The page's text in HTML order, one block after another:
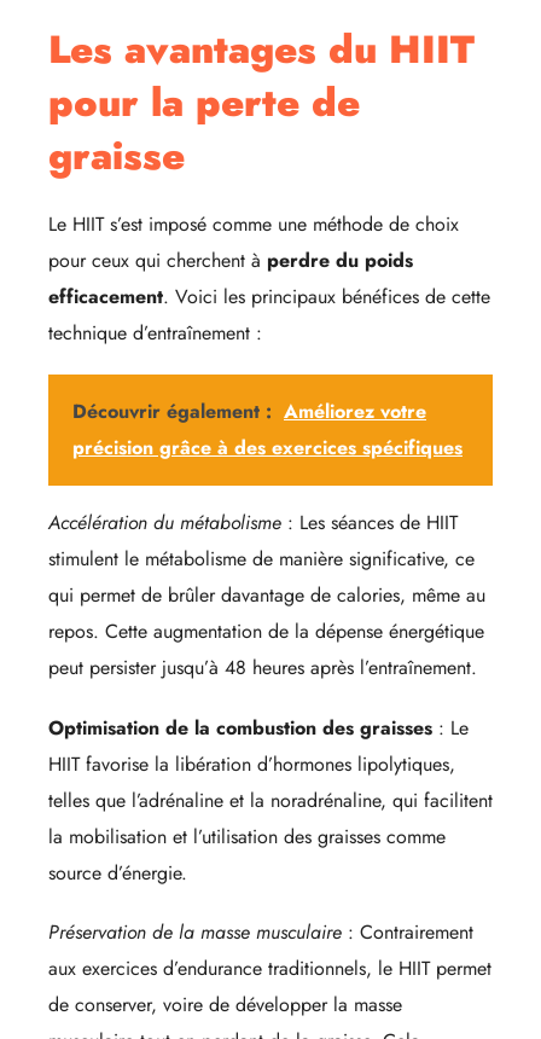
Les avantages du HIIT
pour la perte de
graisse
Le HIIT s’est imposé comme une méthode de choix
pour ceux qui cherchent à perdre du poids
efficacement. Voici les principaux bénéfices de cette
technique d’entraînement :
Découvrir également : Améliorez votre
précision grâce à des exercices spécifiques
Accélération du métabolisme : Les séances de HIIT
stimulent le métabolisme de manière significative, ce
qui permet de brûler davantage de calories, même au
repos. Cette augmentation de la dépense énergétique
peut persister jusqu’à 48 heures après l’entraînement.
Optimisation de la combustion des graisses : Le
HIIT favorise la libération d’hormones lipolytiques,
telles que l’adrénaline et la noradrénaline, qui facilitent
la mobilisation et l’utilisation des graisses comme
source d’énergie.
Préservation de la masse musculaire : Contrairement
aux exercices d’endurance traditionnels, le HIIT permet
de conserver, voire de développer la masse